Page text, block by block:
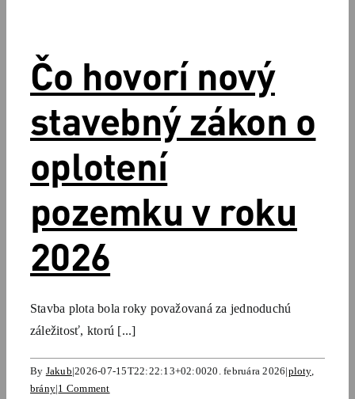
Čo hovorí nový
stavebný zákon o
oplotení
pozemku v roku
2026
Stavba plota bola roky považovaná za jednoduchú
záležitosť, ktorú [...]
By Jakub|2026-07-15T22:22:13+02:0020. februára 2026|ploty,
brány|1 Comment